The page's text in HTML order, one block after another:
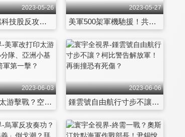
2023-05-26
NVIDIA點燃科技股反攻行情？公道？特首李家超「修理」國泰航空？
2023-05-27
美軍500架軍機馳援！共軍難犯台？俄越積極開採南海天然氣踩中紅線？
2023-06-03
美軍改打印太游擊戰？空軍小分隊、亞洲小基地 能挺住火箭軍第一擊？
2023-06-06
鍾雲號自由航行寸步不讓？柯比警告解放軍！再衝撞恐有死傷？